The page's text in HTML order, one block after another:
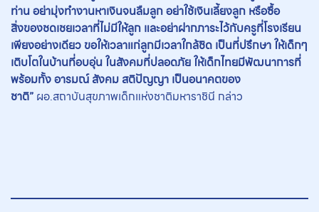
ท่าน อย่ามุ่งทำงานหาเงินจนลืมลูก อย่าใช้เงินเลี้ยงลูก หรือซื้อ
สิ่งของชดเชยเวลาที่ไม่มีให้ลูก และอย่าฝากภาระไว้กับครูที่โรงเรียน
เพียงอย่างเดียว ขอให้เวลาแก่ลูกมีเวลาใกล้ชิด เป็นที่ปรึกษา ให้เด็กๆ
เติบโตในบ้านที่อบอุ่น ในสังคมที่ปลอดภัย ให้เด็กไทยมีพัฒนาการที่
พร้อมทั้ง อารมณ์ สังคม สติปัญญา เป็นอนาคตของ
ชาติ” ผอ.สถาบันสุขภาพเด็กแห่งชาติมหาราชินี กล่าว